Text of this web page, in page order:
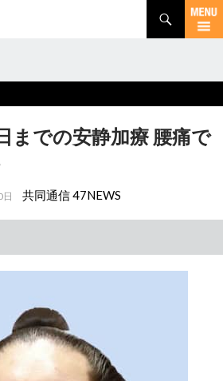
までの安静加療 腰痛で
共同通信 47NEWS